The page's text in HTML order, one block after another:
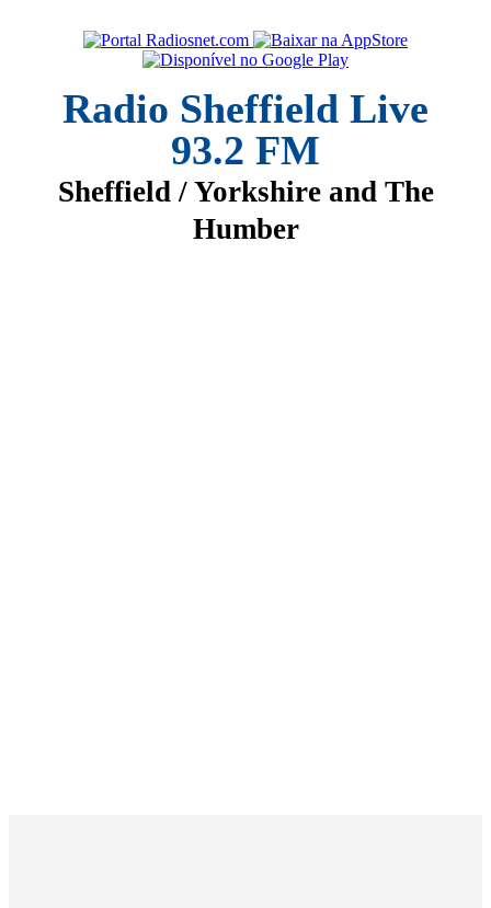
Radio Sheffield Live
93.2 FM
Sheffield / Yorkshire and The
Humber